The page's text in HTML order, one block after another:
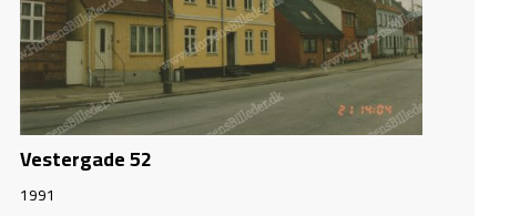
Vestergade 52
1991